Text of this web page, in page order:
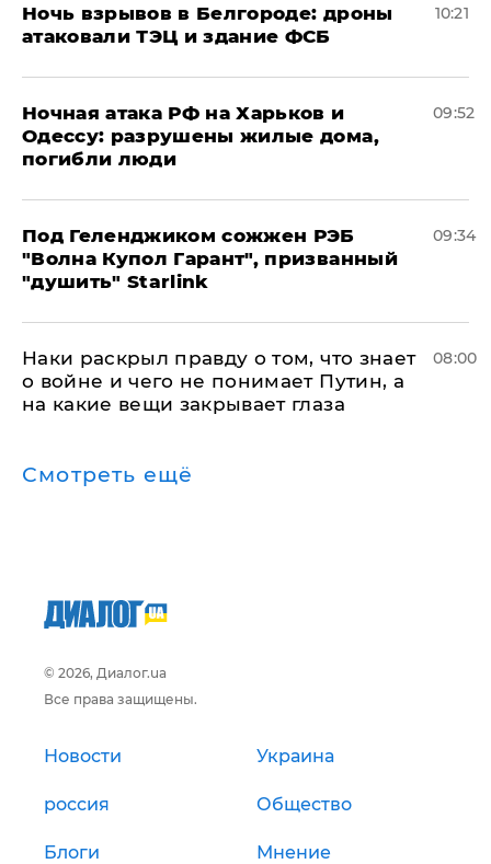
​Ночь взрывов в Белгороде: дроны
атаковали ТЭЦ и здание ФСБ
10:21
​Ночная атака РФ на Харьков и
Одессу: разрушены жилые дома,
погибли люди
09:52
Под Геленджиком сожжен РЭБ
"Волна Купол Гарант", призванный
"душить" Starlink
09:34
Наки раскрыл правду о том, что знает
о войне и чего не понимает Путин, а
на какие вещи закрывает глаза
08:00
Смотреть ещё
© 2026, Диалог.ua
Все права защищены.
Новости Украина
россия Общество
Блоги Мнение